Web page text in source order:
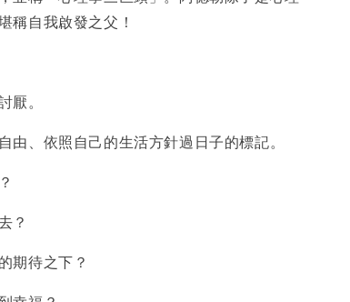
稱自我啟發之父！
厭。
由、依照自己的生活方針過日子的標記。
？
期待之下？